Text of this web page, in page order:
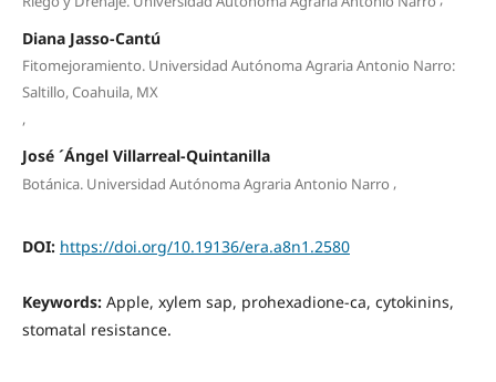
Diana Jasso-Cantú
Fitomejoramiento. Universidad Autónoma Agraria Antonio Narro:
Saltillo, Coahuila, MX
,
José ´Ángel Villarreal-Quintanilla
Botánica. Universidad Autónoma Agraria Antonio Narro ,
DOI: https://doi.org/10.19136/era.a8n1.2580
Keywords: Apple, xylem sap, prohexadione-ca, cytokinins,
stomatal resistance.